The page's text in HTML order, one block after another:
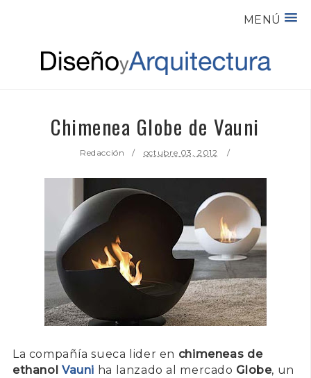
MENÚ
Chimenea Globe de Vauni
Redacción octubre 03, 2012
La compañía sueca lider en chimeneas de
ethanol Vauni ha lanzado al mercado Globe, un